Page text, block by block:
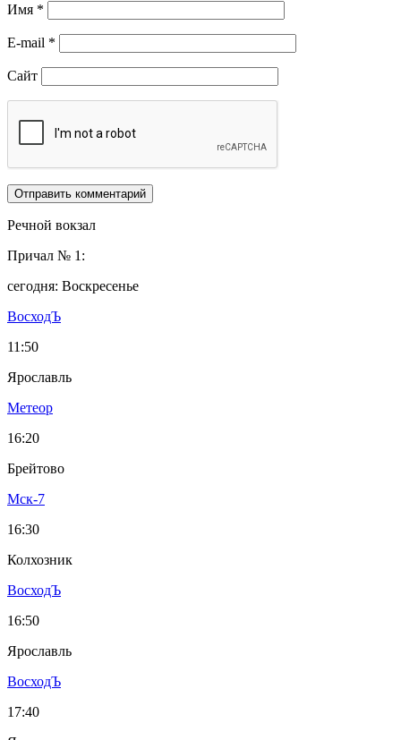
Имя *
E-mail *
Сайт
Речной вокзал
Причал № 1:
сегодня: Воскресенье
ВосходЪ
11:50
Ярославль
Метеор
16:20
Брейтово
Мск-7
16:30
Колхозник
ВосходЪ
16:50
Ярославль
ВосходЪ
17:40